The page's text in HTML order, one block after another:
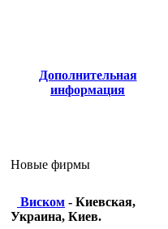
Дополнительная
информация
Новые фирмы
Виском - Киевская,
Украина, Киев.